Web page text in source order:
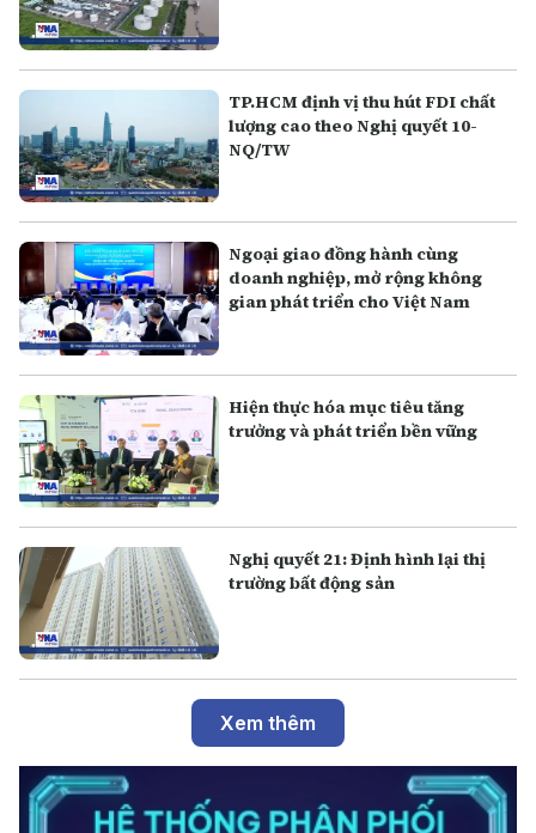
TP.HCM định vị thu hút FDI chất
lượng cao theo Nghị quyết 10-
NQ/TW
Ngoại giao đồng hành cùng
doanh nghiệp, mở rộng không
gian phát triển cho Việt Nam
Hiện thực hóa mục tiêu tăng
trưởng và phát triển bền vững
Nghị quyết 21: Định hình lại thị
trường bất động sản
Xem thêm